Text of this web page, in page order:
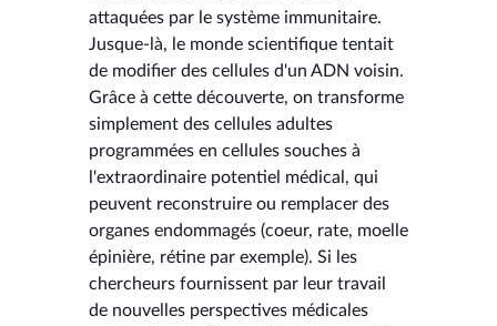
attaquées par le système immunitaire.
Jusque-là, le monde scientifique tentait
de modifier des cellules d'un ADN voisin.
Grâce à cette découverte, on transforme
simplement des cellules adultes
programmées en cellules souches à
l'extraordinaire potentiel médical, qui
peuvent reconstruire ou remplacer des
organes endommagés (coeur, rate, moelle
épinière, rétine par exemple). Si les
chercheurs fournissent par leur travail
de nouvelles perspectives médicales